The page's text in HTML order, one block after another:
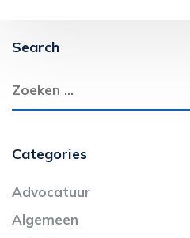
Search
Categories
Advocatuur
Algemeen